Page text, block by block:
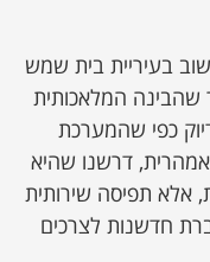
בעיריית בית שמש
שהבינה המלאכותית
כפי שהמערכת
דרשנו שהיא
אלא תפיסה שירותית
חדשנות לצרכים